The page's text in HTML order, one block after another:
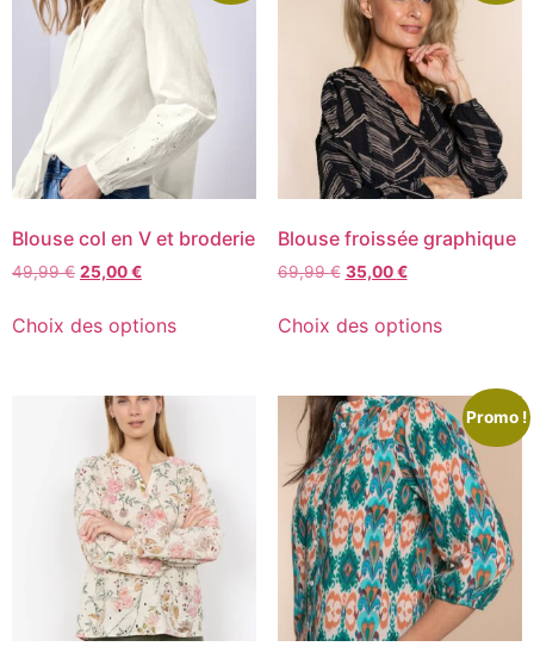
Blouse col en V et broderie
49,99€ 25,00€
Choix des options
Blouse froissée graphique
69,99€ 35,00€
Choix des options
Promo !